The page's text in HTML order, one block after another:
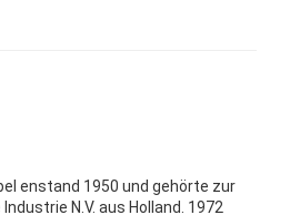
enstand 1950 und gehörte zur
N.V. aus Holland. 1972